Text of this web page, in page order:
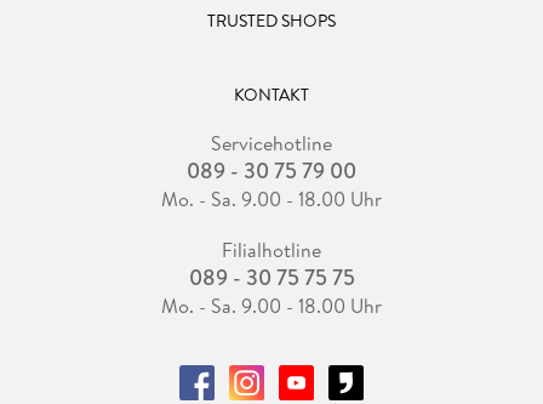
TRUSTED SHOPS
KONTAKT
Servicehotline
089 - 30 75 79 00
Mo. - Sa. 9.00 - 18.00 Uhr
Filialhotline
089 - 30 75 75 75
Mo. - Sa. 9.00 - 18.00 Uhr